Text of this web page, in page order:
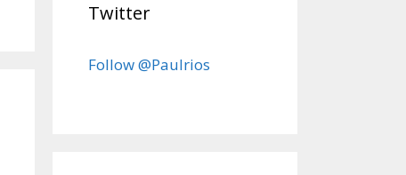
Twitter
Follow @Paulrios